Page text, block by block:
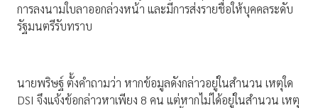
การลงนามใบลาออกล่วงหน้า และมีการส่งรายชื่อให้บุคคลระดับ
รัฐมนตรีรับทราบ
นายพริษฐ์ ตั้งคำถามว่า หากข้อมูลดังกล่าวอยู่ในสำนวน เหตุใด
DSI จึงแจ้งข้อกล่าวหาเพียง 8 คน แต่หากไม่ได้อยู่ในสำนวน เหตุ